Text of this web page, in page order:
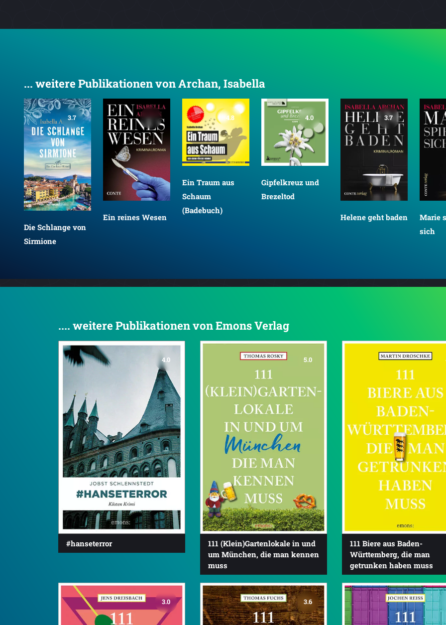
... weitere Publikationen von Archan, Isabella
3.7
Die Schlange von
Sirmione
Ein reines Wesen
4.8
Ein Traum aus
Schaum
(Badebuch)
4.0
Gipfelkreuz und
Brezeltod
3.7
Helene geht baden
Marie
sich
.... weitere Publikationen von Emons Verlag
4.0
#hanseterror
5.0
111 (Klein)Gartenlokale in und
um München, die man kennen
muss
111 Biere aus Baden-
Württemberg, die man
getrunken haben muss
3.0 3.6